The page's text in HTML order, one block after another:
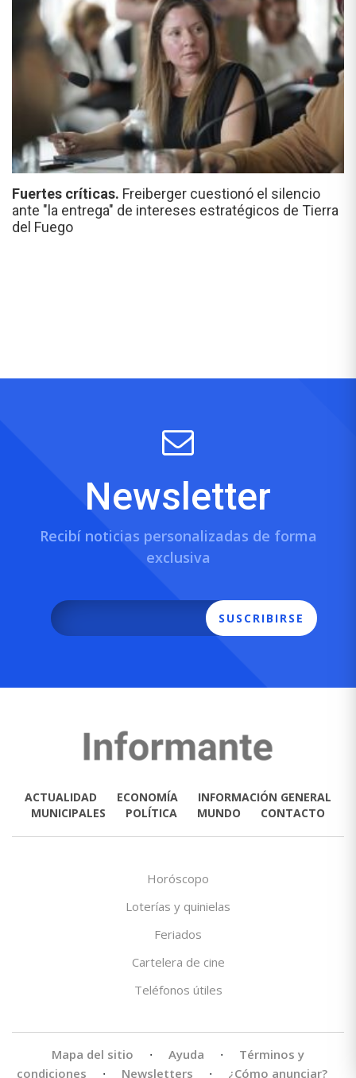
Fuertes críticas. Freiberger cuestionó el silencio
ante "la entrega" de intereses estratégicos de Tierra
del Fuego
Newsletter
Recibí noticias personalizadas de forma
exclusiva
SUSCRIBIRSE
ACTUALIDAD ECONOMÍA
INFORMACIÓN GENERAL
MUNICIPALES
POLÍTICA MUNDO CONTACTO
Horóscopo
Loterías y quinielas
Feriados
Cartelera de cine
Teléfonos útiles
Mapa del sitio · Ayuda ·
Términos y
condiciones
· Newsletters · ¿Cómo anunciar?